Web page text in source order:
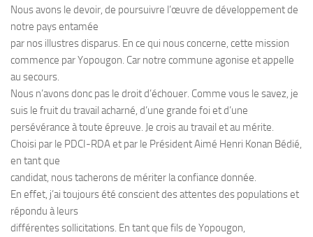
Nous avons le devoir, de poursuivre l’œuvre de développement de
notre pays entamée
par nos illustres disparus. En ce qui nous concerne, cette mission
commence par Yopougon. Car notre commune agonise et appelle
au secours.
Nous n’avons donc pas le droit d’échouer. Comme vous le savez, je
suis le fruit du travail acharné, d’une grande foi et d’une
persévérance à toute épreuve. Je crois au travail et au mérite.
Choisi par le PDCI-RDA et par le Président Aimé Henri Konan Bédié,
en tant que
candidat, nous tacherons de mériter la confiance donnée.
En effet, j’ai toujours été conscient des attentes des populations et
répondu à leurs
différentes sollicitations. En tant que fils de Yopougon,